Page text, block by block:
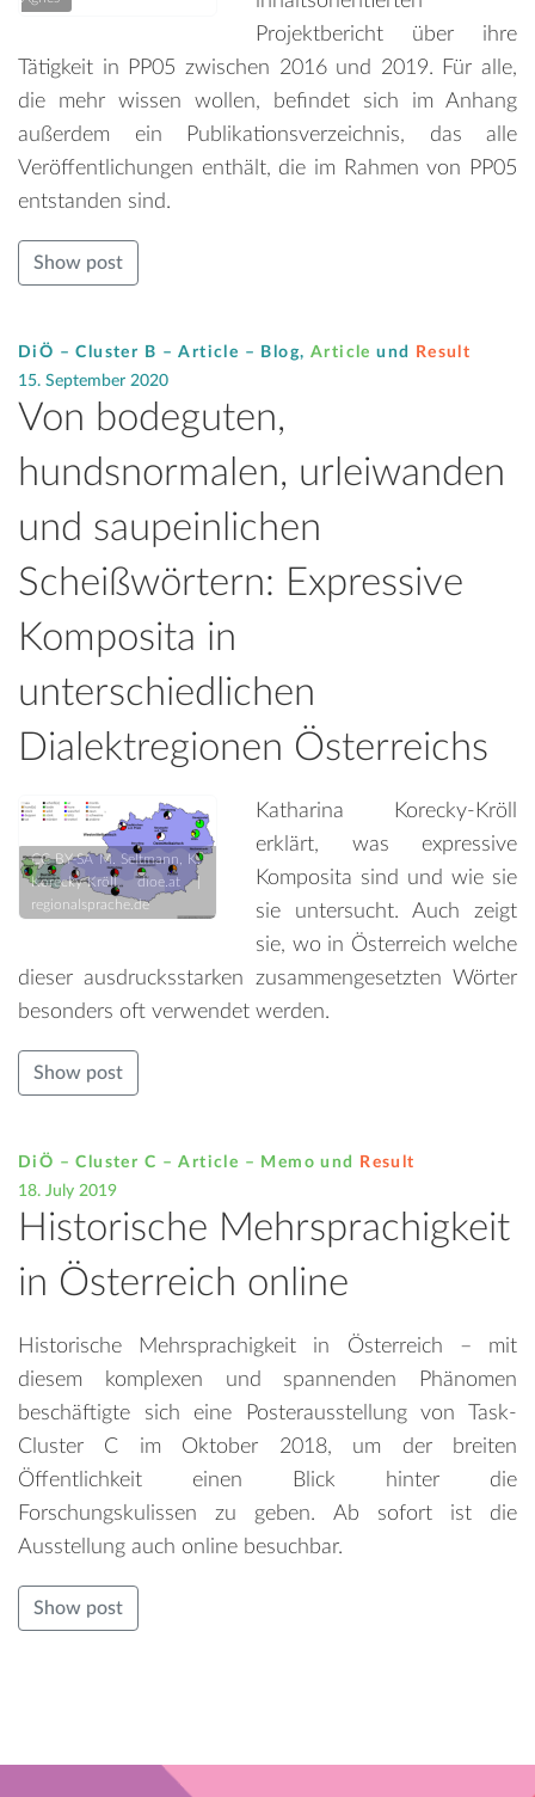
Projektbericht über ihre
Tätigkeit in PP05 zwischen 2016 und 2019. Für alle,
die mehr wissen wollen, befindet sich im Anhang
außerdem ein Publikationsverzeichnis, das alle
Veröffentlichungen enthält, die im Rahmen von PP05
entstanden sind.
Show post
DiÖ – Cluster B – Article – Blog, Article und
Result
15. September 2020
Von bodeguten,
hundsnormalen, urleiwanden
und saupeinlichen
Scheißwörtern: Expressive
Komposita in
unterschiedlichen
Dialektregionen Österreichs
CC BY-SA M. Seltmann, K.
Korecky-Kröll, dioe.at |
regionalsprache.de
Katharina Korecky-Kröll
erklärt, was expressive
Komposita sind und wie sie
sie untersucht. Auch zeigt
sie, wo in Österreich welche
dieser ausdrucksstarken zusammengesetzten Wörter
besonders oft verwendet werden.
Show post
DiÖ – Cluster C – Article – Memo und
Result
18. July 2019
Historische Mehrsprachigkeit
in Österreich online
Historische Mehrsprachigkeit in Österreich – mit
diesem komplexen und spannenden Phänomen
beschäftigte sich eine Posterausstellung von Task-
Cluster C im Oktober 2018, um der breiten
Öffentlichkeit einen Blick hinter die
Forschungskulissen zu geben. Ab sofort ist die
Ausstellung auch online besuchbar.
Show post